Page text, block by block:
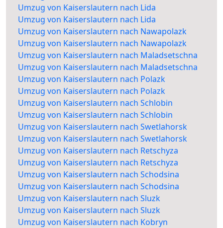
Umzug von Kaiserslautern nach Lida
Umzug von Kaiserslautern nach Lida
Umzug von Kaiserslautern nach Nawapolazk
Umzug von Kaiserslautern nach Nawapolazk
Umzug von Kaiserslautern nach Maladsetschna
Umzug von Kaiserslautern nach Maladsetschna
Umzug von Kaiserslautern nach Polazk
Umzug von Kaiserslautern nach Polazk
Umzug von Kaiserslautern nach Schlobin
Umzug von Kaiserslautern nach Schlobin
Umzug von Kaiserslautern nach Swetlahorsk
Umzug von Kaiserslautern nach Swetlahorsk
Umzug von Kaiserslautern nach Retschyza
Umzug von Kaiserslautern nach Retschyza
Umzug von Kaiserslautern nach Schodsina
Umzug von Kaiserslautern nach Schodsina
Umzug von Kaiserslautern nach Sluzk
Umzug von Kaiserslautern nach Sluzk
Umzug von Kaiserslautern nach Kobryn